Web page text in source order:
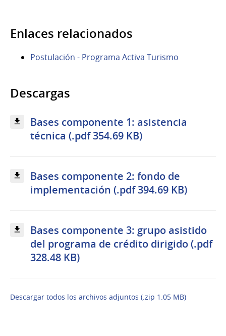
Enlaces relacionados
Postulación - Programa Activa Turismo
Descargas
Bases componente 1: asistencia
técnica (.pdf 354.69 KB)
Bases componente 2: fondo de
implementación (.pdf 394.69 KB)
Bases componente 3: grupo asistido
del programa de crédito dirigido (.pdf
328.48 KB)
Descargar todos los archivos adjuntos (.zip 1.05 MB)